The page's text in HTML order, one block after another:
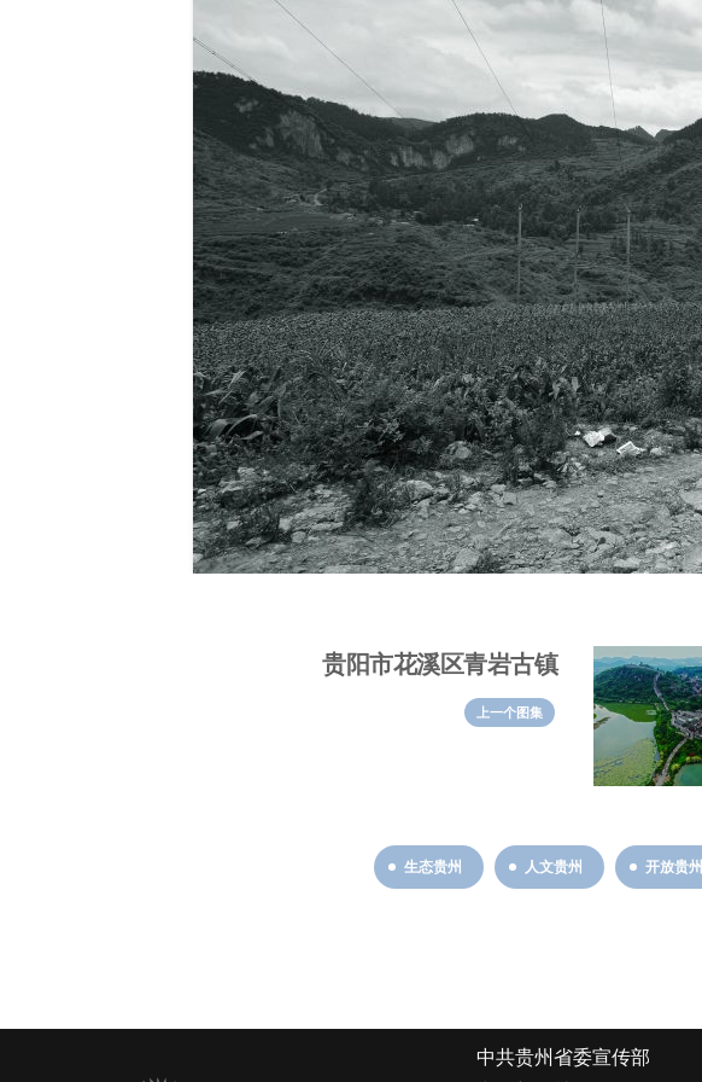
贵阳市花溪区青岩古镇
上一个图集
生态贵州 人文贵州 开放贵州
中共贵州省委宣传部